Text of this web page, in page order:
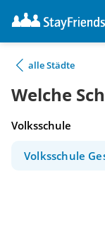
alle Städte
Welche
Volksschule
Volksschule